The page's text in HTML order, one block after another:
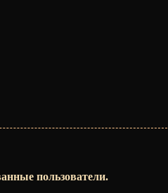
пользователи.